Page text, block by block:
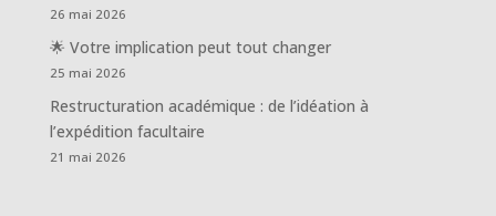
26 mai 2026
🌟 Votre implication peut tout changer
25 mai 2026
Restructuration académique : de l’idéation à
l’expédition facultaire
21 mai 2026